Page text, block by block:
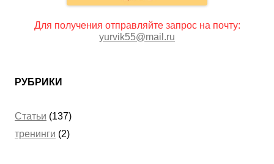
Для получения отправляйте запрос на почту:
yurvik55@mail.ru
РУБРИКИ
Статьи (137)
тренинги (2)